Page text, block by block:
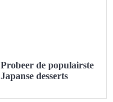
Probeer de populairste
Japanse desserts